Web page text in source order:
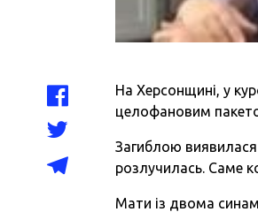
На Херсонщині, у
целофановим
Загиблою виявилася
розлучилась. Саме
Мати із двома